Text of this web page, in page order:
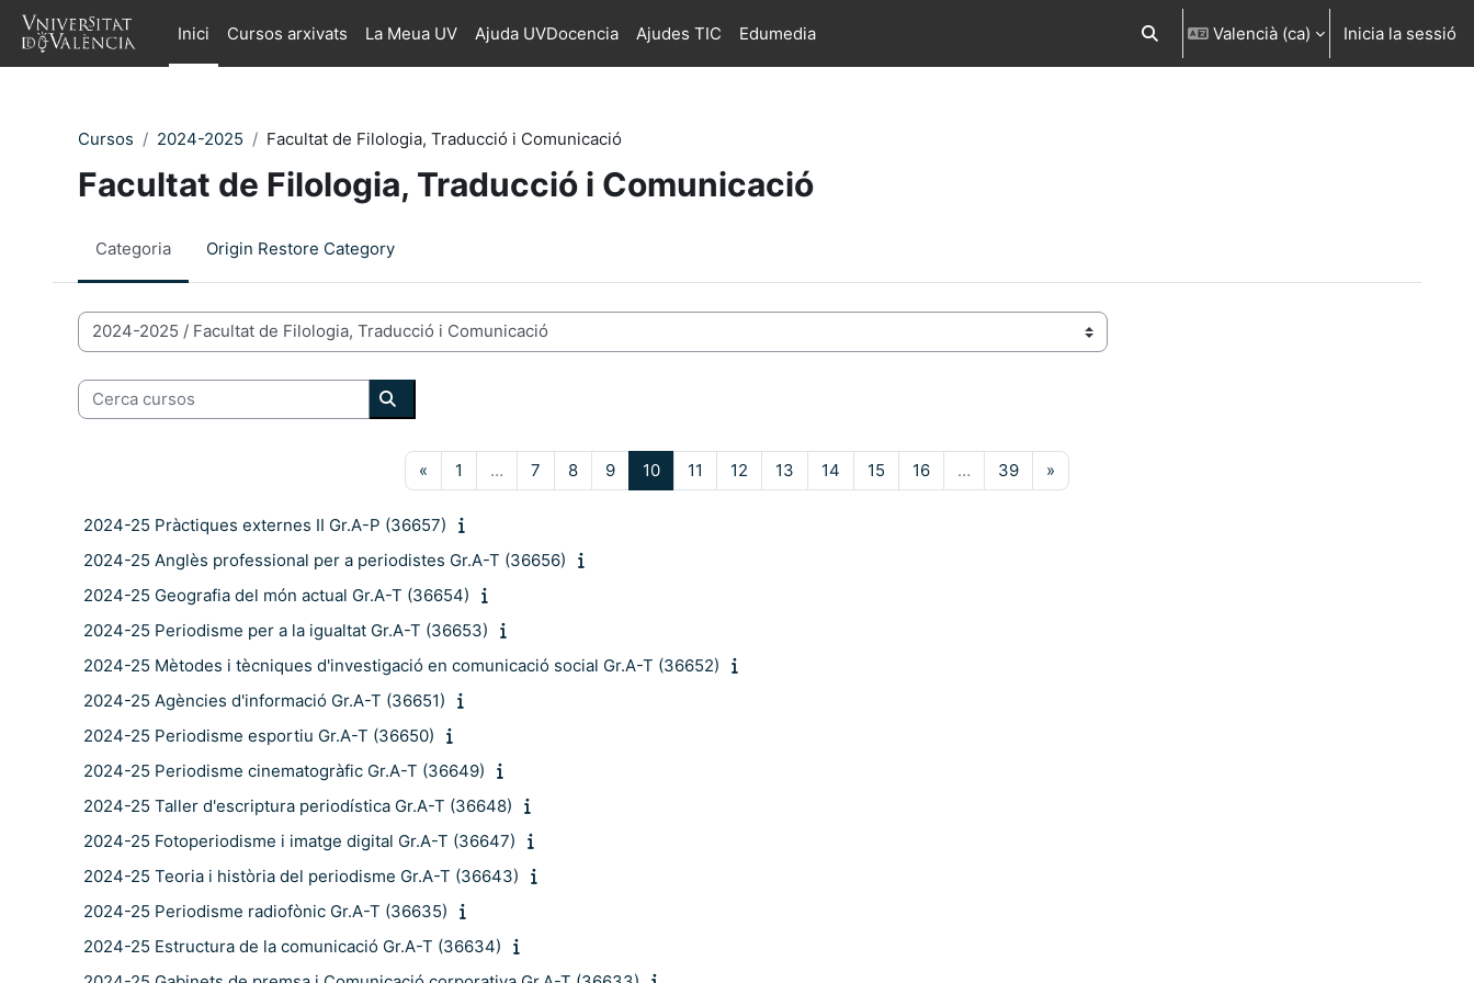
Ves al contingut principal
Inici
Cursos arxivats La Meua UV Ajuda UVDocencia Ajudes TIC Edumedia Commuta l'entrada de la cerca
Valencià ‎(ca)‎ Inicia la sessió
Cursos 2024-2025 Facultat de Filologia, Traducció i Comunicació
Facultat de Filologia, Traducció i Comunicació
Categoria Origin Restore Category
Categories de Cursos
Cerca cursos
Cerca cursos
« Pàgina anterior
1 Pàgina 1
… 7 Pàgina 7
8Pàgina 8
9Pàgina 9
10Pàgina 10
11 Pàgina 11
12 Pàgina 12
13 Pàgina 13
14 Pàgina 14
15 Pàgina 15
16Pàgina 16
… 39Pàgina 39
»
2024-25 Pràctiques externes II Gr.A-P (36657)
2024-25 Anglès professional per a periodistes Gr.A-T (36656)
2024-25 Geografia del món actual Gr.A-T (36654)
2024-25 Periodisme per a la igualtat Gr.A-T (36653)
2024-25 Mètodes i tècniques d'investigació en comunicació social Gr.A-T (36652)
2024-25 Agències d'informació Gr.A-T (36651)
2024-25 Periodisme esportiu Gr.A-T (36650)
2024-25 Periodisme cinematogràfic Gr.A-T (36649)
2024-25 Taller d'escriptura periodística Gr.A-T (36648)
2024-25 Fotoperiodisme i imatge digital Gr.A-T (36647)
2024-25 Teoria i història del periodisme Gr.A-T (36643)
2024-25 Periodisme radiofònic Gr.A-T (36635)
2024-25 Estructura de la comunicació Gr.A-T (36634)